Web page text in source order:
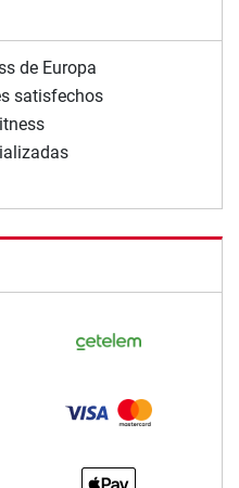
de Europa
satisfechos